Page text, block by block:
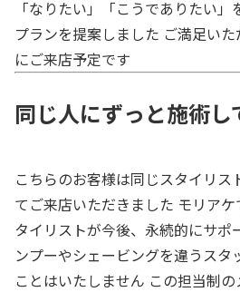
「なりたい」「こうでありたい
プランを提案しました ご満足い
にご来店予定です
同じ人にずっと施術し
こちらのお客様は同じスタイリス
てご来店いただきました モリア
タイリストが今後、永続的にサポ
ンプーやシェービングを違うスタ
ことはいたしません この担当制